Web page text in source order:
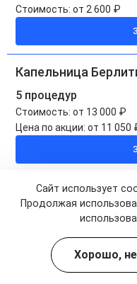
Стоимость: от 2 600 ₽
Капельница
5 процедур
Стоимость: от 13 000 ₽
Цена по акции: от 11 050
Капельница
1 процедура
Сайт использует
Продолжая
Хорошо,